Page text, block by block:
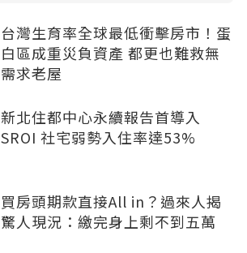
台灣生育率全球最低衝擊房市！蛋
白區成重災負資產 都更也難救無
需求老屋
新北住都中心永續報告首導入
SROI 社宅弱勢入住率達53%
買房頭期款直接All in？過來人揭
驚人現況：繳完身上剩不到五萬